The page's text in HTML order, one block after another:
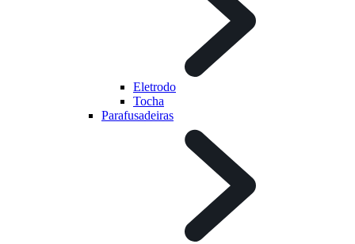
Eletrodo
Tocha
Parafusadeiras